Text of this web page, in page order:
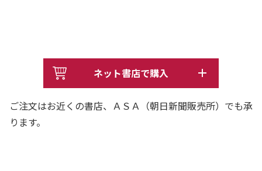
ネット書店で購入
ご注文はお近くの書店、ＡＳＡ（朝日新聞販売所）でも承
ります。